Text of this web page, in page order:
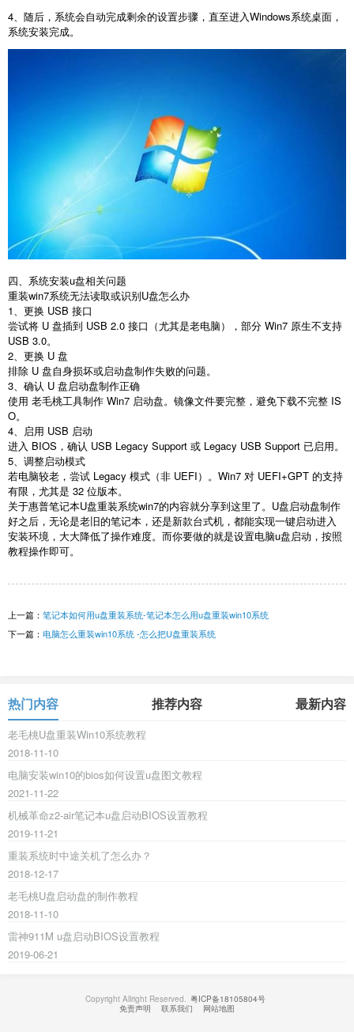
4、随后，系统会自动完成剩余的设置步骤，直至进入Windows系统桌面，
系统安装完成。
四、系统安装u盘相关问题
重装win7系统无法读取或识别U盘怎么办
1、更换 USB 接口
尝试将 U 盘插到 USB 2.0 接口（尤其是老电脑），部分 Win7 原生不支持
USB 3.0。
2、更换 U 盘
排除 U 盘自身损坏或启动盘制作失败的问题。
3、确认 U 盘启动盘制作正确
使用 老毛桃工具制作 Win7 启动盘。镜像文件要完整，避免下载不完整 IS
O。
4、启用 USB 启动
进入 BIOS ，确认 USB Legacy Support 或 Legacy USB Support 已启用。
5、调整启动模式
若电脑较老，尝试 Legacy 模式（非 UEFI）。 Win7 对 UEFI+GPT 的支持
有限，尤其是 32 位版本。
关于惠普笔记本U盘重装系统win7的内容就分享到这里了。 U盘启动盘制作
好之后，无论是老旧的笔记本，还是新款台式机，都能实现一键启动进入
安装环境，大大降低了操作难度。而你要做的就是设置电脑u盘启动，按照
教程操作即可。
上一篇： 笔记本如何用u盘重装系统-笔记本怎么用u盘重装win10系统
下一篇： 电脑怎么重装win10系统 -怎么把U盘重装系统
热门内容 推荐内容 最新内容
老毛桃U盘重装Win10系统教程
2018-11-10
电脑安装win10的bios如何设置u盘图文教程
2021-11-22
机械革命z2-air笔记本u盘启动BIOS设置教程
2019-11-21
重装系统时中途关机了怎么办？
2018-12-17
老毛桃U盘启动盘的制作教程
2018-11-10
雷神911M u盘启动BIOS设置教程
2019-06-21
Copyright Allright Reserved. 粤ICP备18105804号
免责声明
联系我们 网站地图